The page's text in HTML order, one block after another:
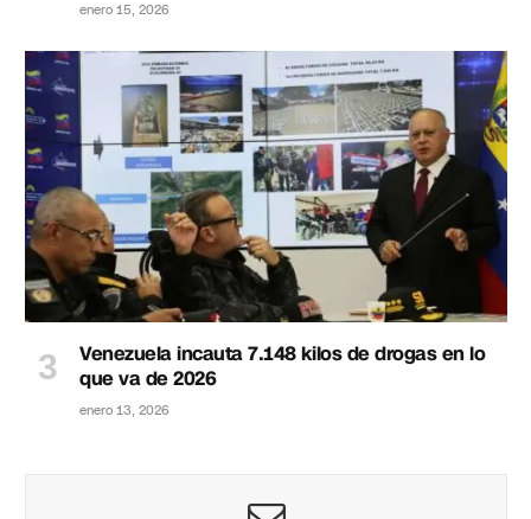
enero 15, 2026
Venezuela incauta 7.148 kilos de drogas en lo
que va de 2026
enero 13, 2026